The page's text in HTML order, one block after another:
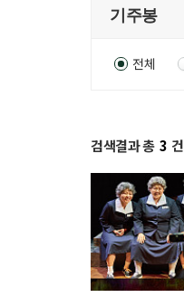
전체
검색결과 총 3 건